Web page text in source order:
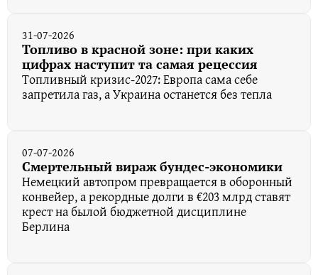
31-07-2026
Топливо в красной зоне: при каких
цифрах наступит та самая рецессия
Топливный кризис-2027: Европа сама себе
запретила газ, а Украина останется без тепла
07-07-2026
Смертельный вираж бундес-экономики
Немецкий автопром превращается в оборонный
конвейер, а рекордные долги в €203 млрд ставят
крест на былой бюджетной дисциплине
Берлина